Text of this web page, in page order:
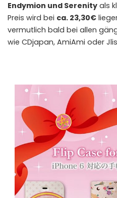
Endymion und Serenity als
Preis wird bei ca. 23,30€
vermutlich bald bei allen
wie CDjapan, AmiAmi oder